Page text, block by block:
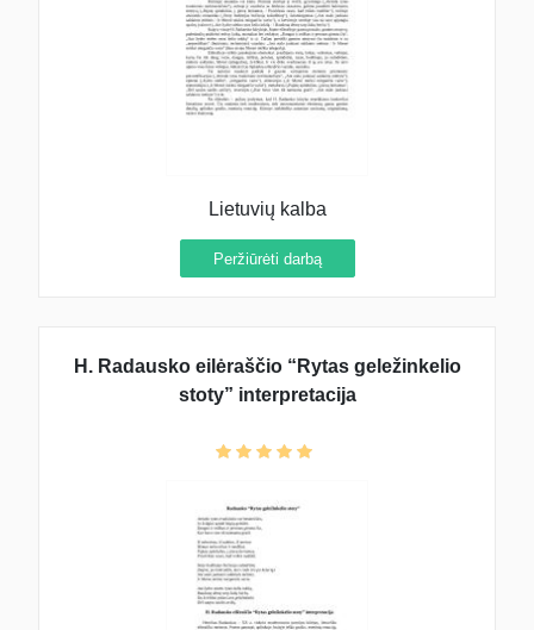
Lietuvių kalba
Peržiūrėti darbą
H. Radausko eilėraščio “Rytas geležinkelio
stoty” interpretacija